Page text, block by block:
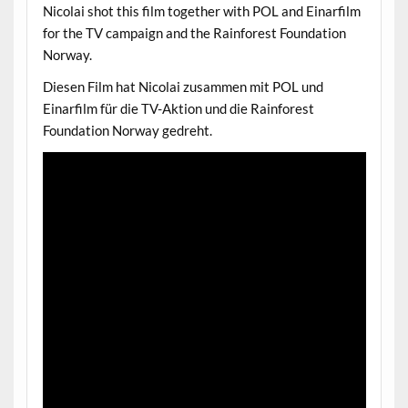
Nicolai shot this film together with POL and Einarfilm
for the TV campaign and the Rainforest Foundation
Norway.
Diesen Film hat Nicolai zusammen mit POL und
Einarfilm für die TV-Aktion und die Rainforest
Foundation Norway gedreht.